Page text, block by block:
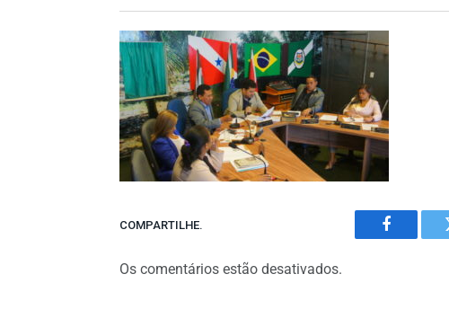
COMPARTILHE.
Facebook
Os comentários estão desativados.